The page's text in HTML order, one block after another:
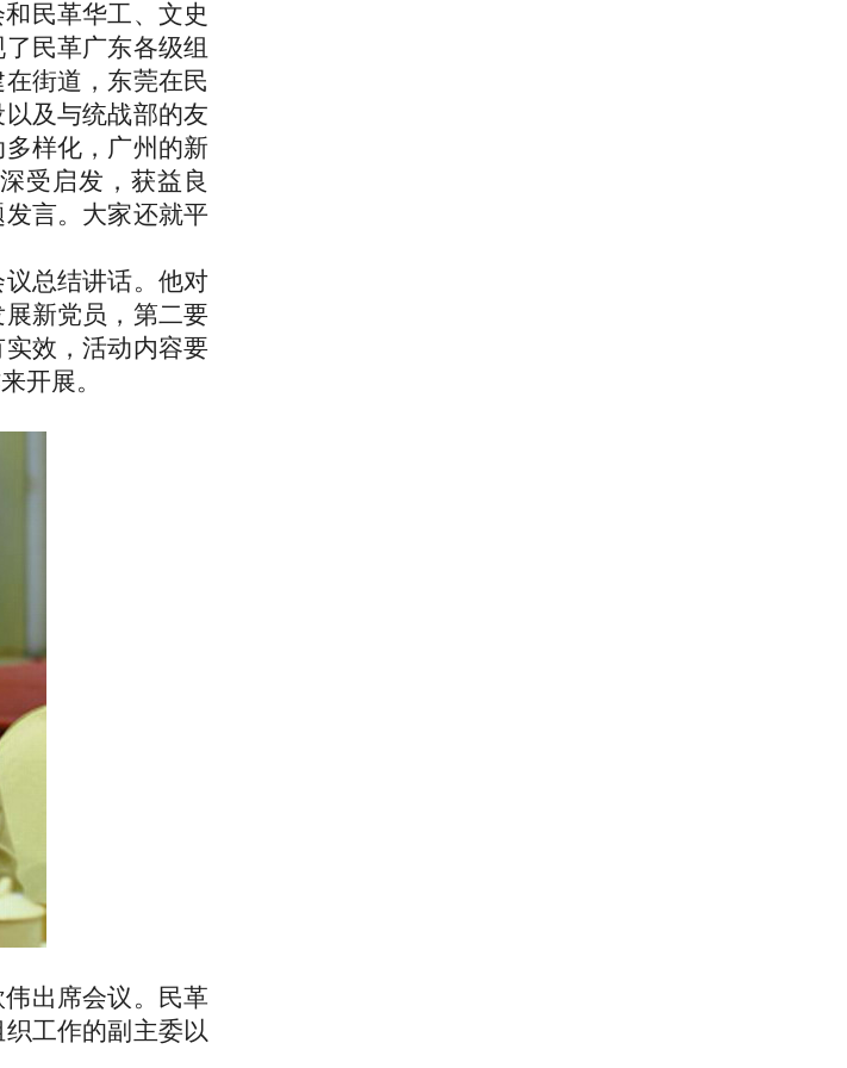
民革华工、文史
民革广东各级组
街道，东莞在民
及与统战部的友
样化，广州的新
受启发，获益良
言。大家还就平
总结讲话。他对
新党员，第二要
效，活动内容要
开展。
出席会议。民革
工作的副主委以